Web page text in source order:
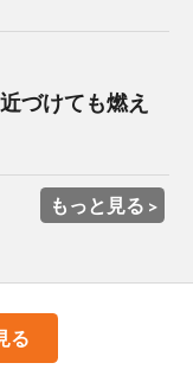
づけても燃え
もっと見る
る